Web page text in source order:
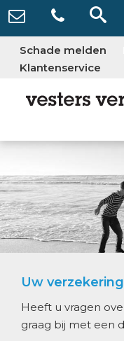
Schade melden
Klantenservice
Uw
Heeft u vragen
graag bij met een